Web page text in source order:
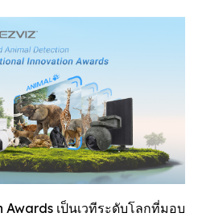
เป็นเวทีระดับโลกที่มอบ